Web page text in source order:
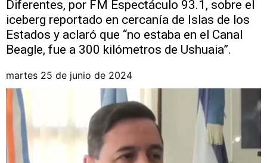
Diferentes, por FM Espectáculo 93.1, sobre el
iceberg reportado en cercanía de Islas de los
Estados y aclaró que “no estaba en el Canal
Beagle, fue a 300 kilómetros de Ushuaia”.
martes 25 de junio de 2024